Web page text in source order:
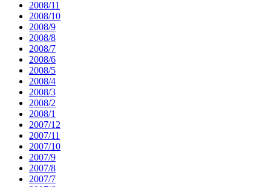
2008/11
2008/10
2008/9
2008/8
2008/7
2008/6
2008/5
2008/4
2008/3
2008/2
2008/1
2007/12
2007/11
2007/10
2007/9
2007/8
2007/7